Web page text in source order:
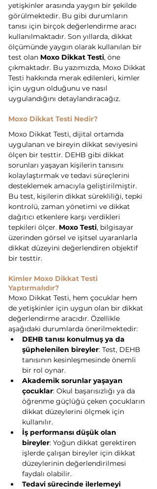
yetişkinler arasında yaygın bir şekilde
görülmektedir. Bu gibi durumların
tanısı için birçok değerlendirme aracı
kullanılmaktadır. Son yıllarda, dikkat
ölçümünde yaygın olarak kullanılan bir
test olan Moxo Dikkat Testi, öne
çıkmaktadır. Bu yazımızda, Moxo Dikkat
Testi hakkında merak edilenleri, kimler
için uygun olduğunu ve nasıl
uygulandığını detaylandıracağız.
Moxo Dikkat Testi Nedir?
Moxo Dikkat Testi, dijital ortamda
uygulanan ve bireyin dikkat seviyesini
ölçen bir testtir. DEHB gibi dikkat
sorunları yaşayan kişilerin tanısını
kolaylaştırmak ve tedavi süreçlerini
desteklemek amacıyla geliştirilmiştir.
Bu test, kişilerin dikkat sürekliliği, tepki
kontrolü, zaman yönetimi ve dikkat
dağıtıcı etkenlere karşı verdikleri
tepkileri ölçer. Moxo Testi, bilgisayar
üzerinden görsel ve işitsel uyaranlarla
dikkat düzeyini değerlendiren objektif
bir testtir.
Kimler Moxo Dikkat Testi
Yaptırmalıdır?
Moxo Dikkat Testi, hem çocuklar hem
de yetişkinler için uygun olan bir dikkat
değerlendirme aracıdır. Özellikle
aşağıdaki durumlarda önerilmektedir:
DEHB tanısı konulmuş ya da
şüphelenilen bireyler: Test, DEHB
tanısının kesinleşmesinde önemli
bir rol oynar.
Akademik sorunlar yaşayan
çocuklar: Okul başarısızlığı ya da
öğrenme güçlüğü çeken çocukların
dikkat düzeylerini ölçmek için
kullanılır.
İş performansı düşük olan
bireyler: Yoğun dikkat gerektiren
işlerde çalışan bireyler için dikkat
düzeylerinin değerlendirilmesi
faydalı olabilir.
Tedavi sürecinde ilerlemeyi